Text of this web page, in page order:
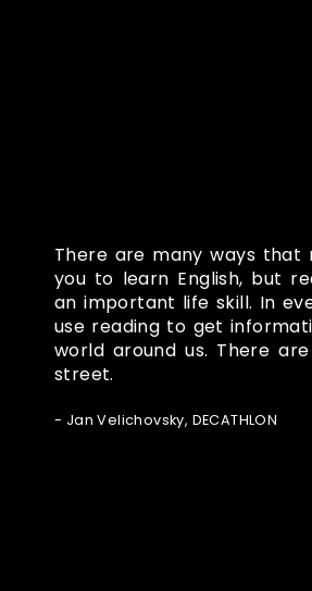
There are many ways that
you to learn English, but
an important life skill. In
use reading to get
world around us. There
street.
- Jan Velichovsky, DECATHLON